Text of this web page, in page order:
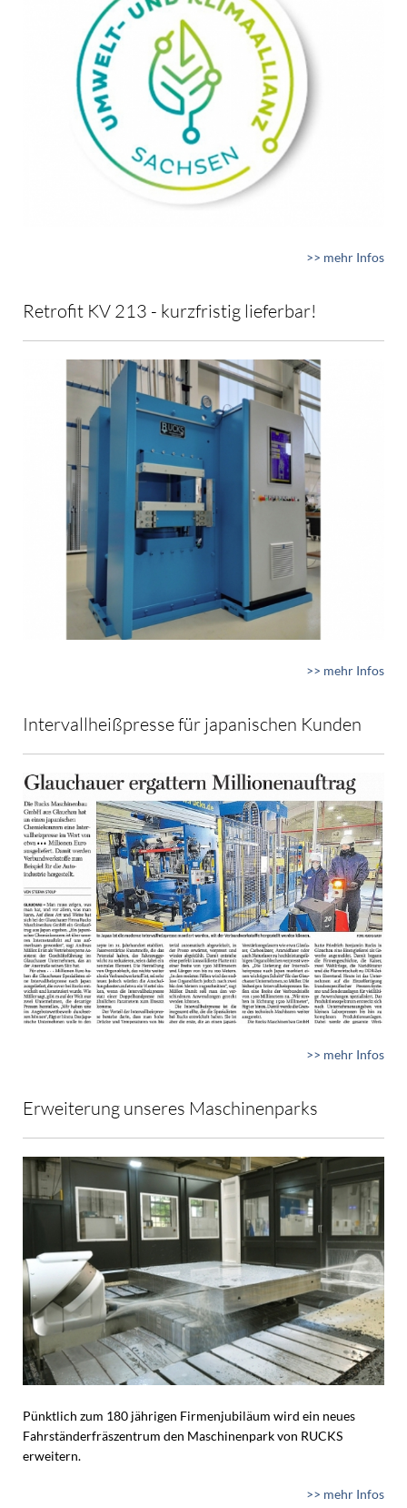
>> mehr Infos
Retrofit KV 213 - kurzfristig lieferbar!
>> mehr Infos
Intervallheißpresse für japanischen Kunden
>> mehr Infos
Erweiterung unseres Maschinenparks
Pünktlich zum 180 jährigen Firmenjubiläum wird ein neues
Fahrständerfräszentrum den Maschinenpark von RUCKS
erweitern.
>> mehr Infos